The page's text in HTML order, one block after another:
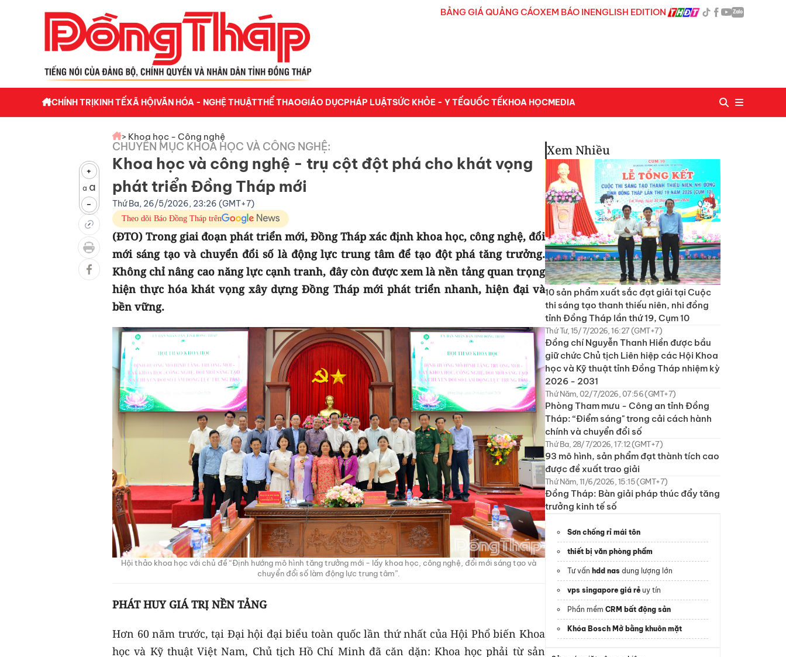
BẢNG GIÁ QUẢNG CÁOXEM BÁO INENGLISH EDITION Zalo
CHÍNH TRỊKINH TẾXÃ HỘIVĂN HÓA - NGHỆ THUẬTTHỂ THAOGIÁO DỤCPHÁP LUẬTSỨC KHỎE - Y TẾQUỐC TẾKHOA HỌCMEDIA
+
a a
-
> Khoa học - Công nghệ
CHUYÊN MỤC KHOA HỌC VÀ CÔNG NGHỆ:
Khoa học và công nghệ - trụ cột đột phá cho khát vọng
phát triển Đồng Tháp mới
Thứ Ba, 26/5/2026, 23:26 (GMT+7)
Theo dõi Báo Đồng Tháp trên
(ĐTO) Trong giai đoạn phát triển mới, Đồng Tháp xác định khoa học, công nghệ, đổi
mới sáng tạo và chuyển đổi số là động lực trung tâm để tạo đột phá tăng trưởng.
Không chỉ nâng cao năng lực cạnh tranh, đây còn được xem là nền tảng quan trọng
hiện thực hóa khát vọng xây dựng Đồng Tháp mới phát triển nhanh, hiện đại và
bền vững.
Hội thảo khoa học với chủ đề “Định hướng mô hình tăng trưởng mới - lấy khoa học, công nghệ, đổi mới sáng tạo và
chuyển đổi số làm động lực trung tâm”.
PHÁT HUY GIÁ TRỊ NỀN TẢNG
Hơn 60 năm trước, tại Đại hội đại biểu toàn quốc lần thứ nhất của Hội Phổ biến Khoa
học và Kỹ thuật Việt Nam, Chủ tịch Hồ Chí Minh đã căn dặn: Khoa học phải từ sản
Xem Nhiều
10 sản phẩm xuất sắc đạt giải tại Cuộc
thi sáng tạo thanh thiếu niên, nhi đồng
tỉnh Đồng Tháp lần thứ 19, Cụm 10
Thứ Tư, 15/7/2026, 16:27 (GMT+7)
Đồng chí Nguyễn Thanh Hiền được bầu
giữ chức Chủ tịch Liên hiệp các Hội Khoa
học và Kỹ thuật tỉnh Đồng Tháp nhiệm kỳ
2026 - 2031
Thứ Năm, 02/7/2026, 07:56 (GMT+7)
Phòng Tham mưu - Công an tỉnh Đồng
Tháp: “Điểm sáng" trong cải cách hành
chính và chuyển đổi số
Thứ Ba, 28/7/2026, 17:12 (GMT+7)
93 mô hình, sản phẩm đạt thành tích cao
được đề xuất trao giải
Thứ Năm, 11/6/2026, 15:15 (GMT+7)
Đồng Tháp: Bàn giải pháp thúc đẩy tăng
trưởng kinh tế số
Sơn chống rỉ mái tôn
thiết bị văn phòng phẩm
Tư vấn hdd nas dung lượng lớn
vps singapore giá rẻ uy tín
Phần mềm CRM bất động sản
Khóa Bosch Mở bằng khuôn mặt